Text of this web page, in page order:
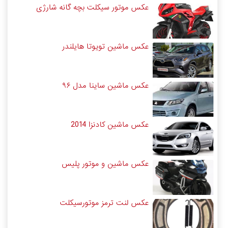
عکس موتور سیکلت بچه گانه شارژی
عکس ماشین تویوتا هایلندر
عکس ماشین ساینا مدل ۹۶
عکس ماشین کادنزا 2014
عکس ماشین و موتور پلیس
عکس لنت ترمز موتورسیکلت